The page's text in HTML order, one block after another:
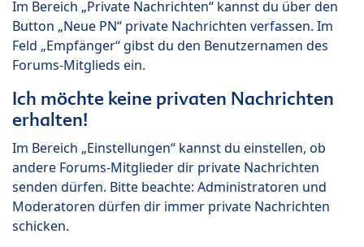
Im Bereich „Private Nachrichten“ kannst du über den
Button „Neue PN“ private Nachrichten verfassen. Im
Feld „Empfänger“ gibst du den Benutzernamen des
Forums-Mitglieds ein.
Ich möchte keine privaten Nachrichten
erhalten!
Im Bereich „Einstellungen“ kannst du einstellen, ob
andere Forums-Mitglieder dir private Nachrichten
senden dürfen. Bitte beachte: Administratoren und
Moderatoren dürfen dir immer private Nachrichten
schicken.